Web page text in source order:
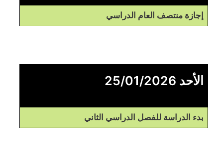
إجازة منتصف العام الدراسي
الأحد 25/01/2026
بدء الدراسة للفصل الدراسي الثاني